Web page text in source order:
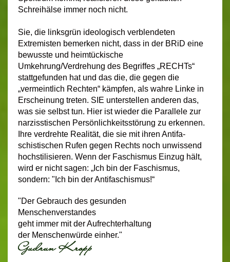
Schreihälse immer noch nicht.
Sie, die linksgrün ideologisch verblendeten
Extremisten bemerken nicht, dass in der BRiD eine
bewusste und heimtückische
Umkehrung/Verdrehung des Begriffes „RECHTs“
stattgefunden hat und das die, die gegen die
„vermeintlich Rechten“ kämpfen, als wahre Linke in
Erscheinung treten. SIE unterstellen anderen das,
was sie selbst tun. Hier ist wieder die Parallele zur
narzisstischen Persönlichkeitsstörung zu erkennen.
Ihre verdrehte Realität, die sie mit ihren Antifa-
schistischen Rufen gegen Rechts noch unwissend
hochstilisieren. Wenn der Faschismus Einzug hält,
wird er nicht sagen: „Ich bin der Faschismus,
sondern: "Ich bin der Antifaschismus!“
"Der Gebrauch des gesunden
Menschenverstandes
geht immer mit der Aufrechterhaltung
der Menschenwürde einher."